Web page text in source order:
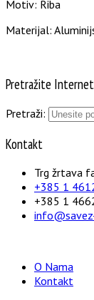
Motiv: Riba
Materijal:
Pretražite
Pretraži:
Kontakt
Trg žrtava
+385 1
+385 1
O Nama
Kontakt